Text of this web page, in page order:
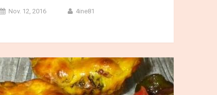
Nov. 12, 2016 4ine81